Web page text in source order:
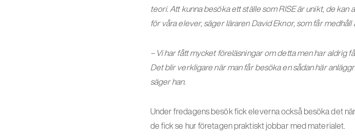
teori. Att kunna besöka ett ställe som RISE är unikt, de
för våra elever, säger läraren David Eknor, som får
– Vi har fått mycket föreläsningar om detta men har aldrig
Det blir verkligare när man får besöka en sådan här
säger han.
Under fredagens besök fick eleverna också besöka det
de fick se hur företagen praktiskt jobbar med materialet.